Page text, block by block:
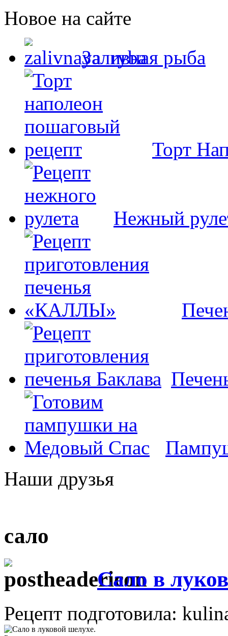
Новое на сайте
Заливная рыба
Торт
Нежный
Наши друзья
сало
Сало в
Рецепт подготовила: